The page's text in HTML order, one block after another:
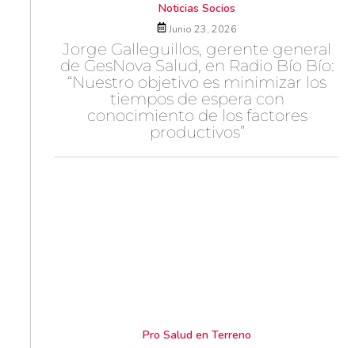
Noticias Socios
Junio 23, 2026
Jorge Galleguillos, gerente general
de GesNova Salud, en Radio Bío Bío:
“Nuestro objetivo es minimizar los
tiempos de espera con
conocimiento de los factores
productivos”
Pro Salud en Terreno